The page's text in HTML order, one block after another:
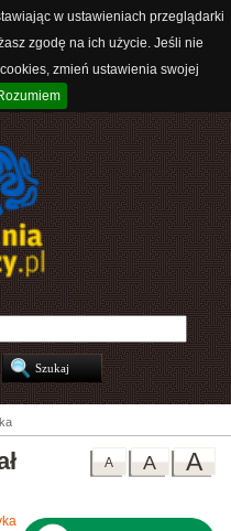
w ustawieniach przeglądarki
zgodę na ich użycie. Jeśli nie
zmień ustawienia swojej
A
A
A